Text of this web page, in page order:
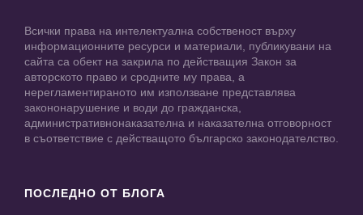
Всички права на интелектуална собственост върху
информационните ресурси и материали, публикувани на
сайта са обект на закрила по действащия Закон за
авторското право и сродните му права, а
нерегламентираното им използване представлява
закононарушение и води до гражданска,
административнонаказателна и наказателна отговорност
в съответствие с действащото българско законодателство.
ПОСЛЕДНО ОТ БЛОГА